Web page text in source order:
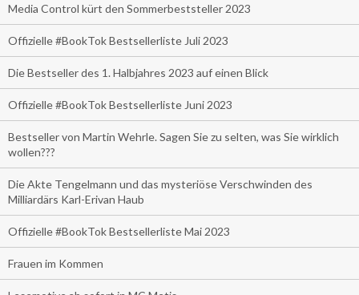
Media Control kürt den Sommerbeststeller 2023
Offizielle #BookTok Bestsellerliste Juli 2023
Die Bestseller des 1. Halbjahres 2023 auf einen Blick
Offizielle #BookTok Bestsellerliste Juni 2023
Bestseller von Martin Wehrle. Sagen Sie zu selten, was Sie wirklich
wollen???
Die Akte Tengelmann und das mysteriöse Verschwinden des
Milliardärs Karl-Erivan Haub
Offizielle #BookTok Bestsellerliste Mai 2023
Frauen im Kommen